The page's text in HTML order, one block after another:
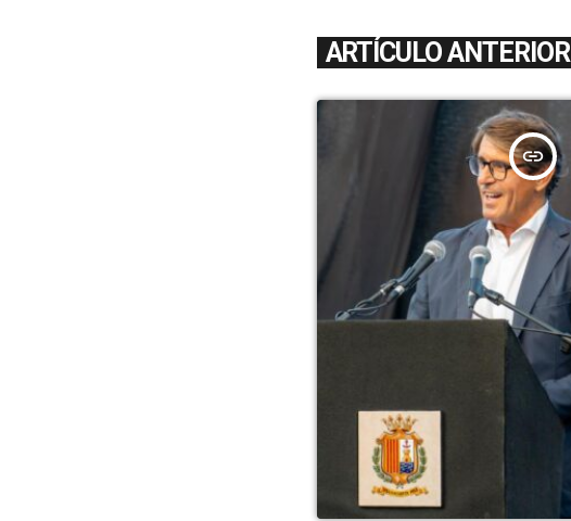
ARTÍCULO ANTERIOR
insert_link